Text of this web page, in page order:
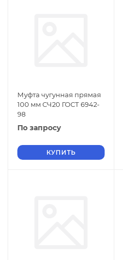
Муфта чугунная прямая
100 мм СЧ20 ГОСТ 6942-
98
По запросу
КУПИТЬ